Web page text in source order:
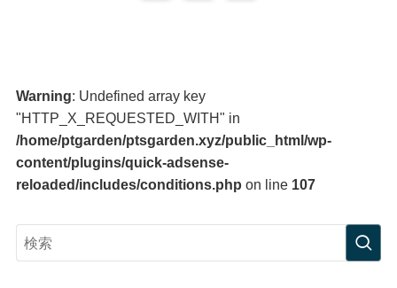
Warning: Undefined array key
"HTTP_X_REQUESTED_WITH" in
/home/ptgarden/ptsgarden.xyz/public_html/wp-
content/plugins/quick-adsense-
reloaded/includes/conditions.php on line 107